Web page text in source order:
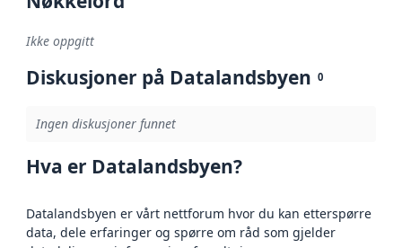
Ikke oppgitt
Diskusjoner på Datalandsbyen 0
Ingen diskusjoner funnet
Hva er Datalandsbyen?
Datalandsbyen er vårt nettforum hvor du kan etterspørre
data, dele erfaringer og spørre om råd som gjelder